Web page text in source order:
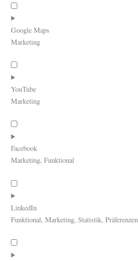
Consent
to
service
google-
Google Maps
Marketing
Consent
to
service
google-
YouTube
Marketing
Consent
to
service
youtube
Facebook
Marketing, Funktional
Consent
to
service
facebook
LinkedIn
Funktional, Marketing, Statistik, Präferenzen
Consent
to